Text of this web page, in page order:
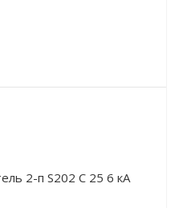
2-п S202 C 25 6 кА